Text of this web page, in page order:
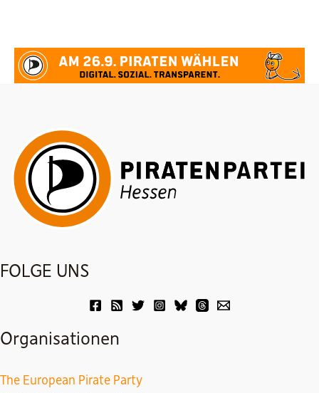
FOLGE UNS
Organisationen
The European Pirate Party